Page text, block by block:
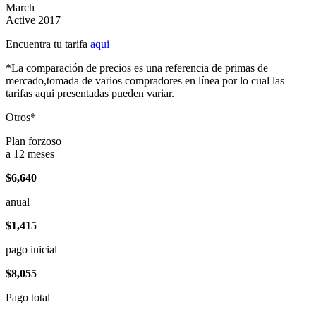
March
Active 2017
Encuentra tu tarifa aqui
*La comparación de precios es una referencia de primas de
mercado,tomada de varios compradores en línea por lo cual las
tarifas aqui presentadas pueden variar.
Otros*
Plan forzoso
a 12 meses
$6,640
anual
$1,415
pago inicial
$8,055
Pago total